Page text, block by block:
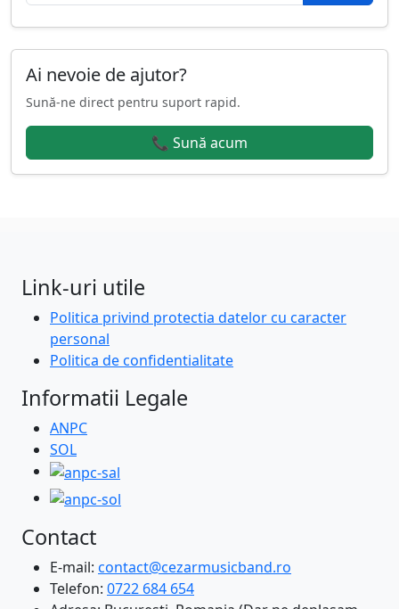
Ai nevoie de ajutor?
Sună-ne direct pentru suport rapid.
📞 Sună acum
Link-uri utile
Politica privind protectia datelor cu caracter
personal
Politica de confidentialitate
Informatii Legale
ANPC
SOL
Contact
E-mail: contact@cezarmusicband.ro
Telefon: 0722 684 654